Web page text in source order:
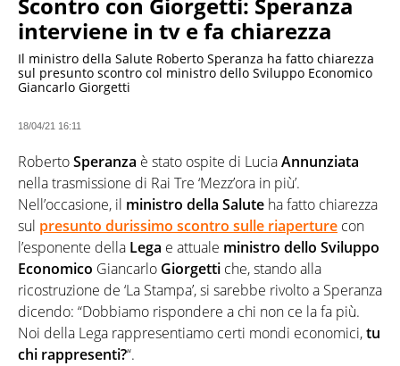
interviene in tv e fa chiarezza
Il ministro della Salute Roberto Speranza ha fatto chiarezza
sul presunto scontro col ministro dello Sviluppo Economico
Giancarlo Giorgetti
18/04/21 16:11
RobertoSperanza è stato ospite di LuciaAnnunziata
nella trasmissione di Rai Tre ‘Mezz’ora in più’.
Nell’occasione, il ministro della Salute ha fatto chiarezza
sul presunto durissimo scontro sulle riaperture con
l’esponente della Lega e attuale ministro dello Sviluppo
Economico Giancarlo Giorgetti che, stando alla
ricostruzione de ‘La Stampa’, si sarebbe rivolto a Speranza
dicendo: “Dobbiamo rispondere a chi non ce la fa più.
Noi della Lega rappresentiamo certi mondi economici,tu
chi rappresenti?“.